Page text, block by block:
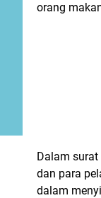
orang
Dalam
dan para
dalam